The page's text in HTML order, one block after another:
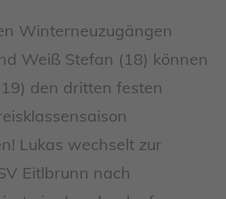
Winterneuzugängen
Weiß Stefan (18) können
den dritten festen
Lukas wechselt zur
Eitlbrunn nach